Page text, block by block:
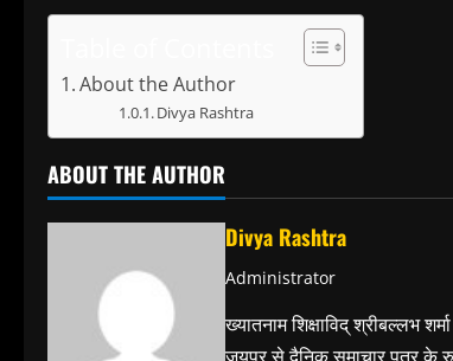
About the Author
Divya Rashtra
ABOUT THE AUTHOR
Divya Rashtra
Administrator
ख्यातनाम शिक्षाविद् श्रीबल्लभ